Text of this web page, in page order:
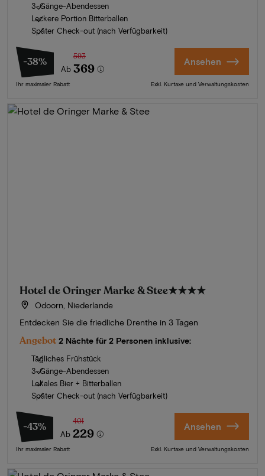
3-Gänge-Abendessen
Leckere Portion Bitterballen
Später Check-out (nach Verfügbarkeit)
-38%
Ab
593
369
Ihr maximaler Rabatt
Ansehen
Exkl. Kurtaxe und Verwaltungskosten
Hotel de Oringer Marke & Stee★★★★
Odoorn, Niederlande
Entdecken Sie die friedliche Drenthe in 3 Tagen
Angebot 2 Nächte für 2 Personen inklusive:
Tägliches Frühstück
3-Gänge-Abendessen
Lokales Bier + Bitterballen
Später Check-out (nach Verfügbarkeit)
-43%
Ab
401
229
Ihr maximaler Rabatt
Ansehen
Exkl. Kurtaxe und Verwaltungskosten